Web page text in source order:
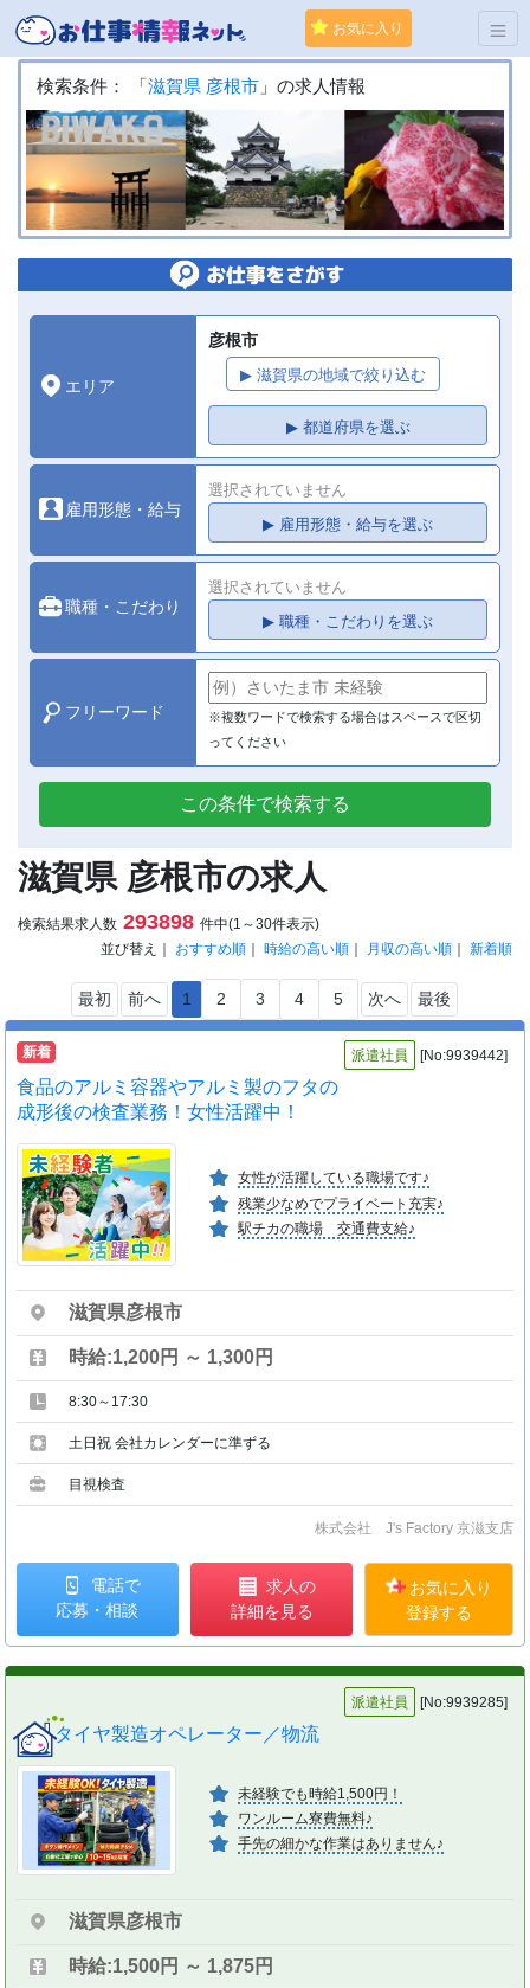
お気に入り
検索条件： 「 滋賀県 彦根市 」の求人情報
エリア
彦根市
▶ 滋賀県の地域で絞り込む
▶ 都道府県を選ぶ
雇用形態・給与
選択されていません
▶ 雇用形態・給与を選ぶ
職種・こだわり
選択されていません
▶ 職種・こだわりを選ぶ
フリーワード
※複数ワードで検索する場合はスペースで区切
ってください
この条件で検索する
滋賀県 彦根市の求人
検索結果求人数 293898 件中(1～30件表示)
並び替え｜ おすすめ順 ｜ 時給の高い順 ｜ 月収の高い順 ｜ 新着順
最初 前へ 1 2 3 4 5 次へ 最後
新着 派遣社員 [No:9939442]
食品のアルミ容器やアルミ製のフタの
成形後の検査業務！女性活躍中！
女性が活躍している職場です♪
残業少なめでプライベート充実♪
駅チカの職場 交通費支給♪
滋賀県彦根市
時給:1,200円 ～ 1,300円
8:30～17:30
土日祝 会社カレンダーに準ずる
目視検査
株式会社 J's Factory 京滋支店
電話で
応募・相談
求人の
詳細を見る
お気に入り
登録する
派遣社員 [No:9939285]
タイヤ製造オペレーター／物流
未経験でも時給1,500円！
ワンルーム寮費無料♪
手先の細かな作業はありません♪
滋賀県彦根市
時給:1,500円 ～ 1,875円